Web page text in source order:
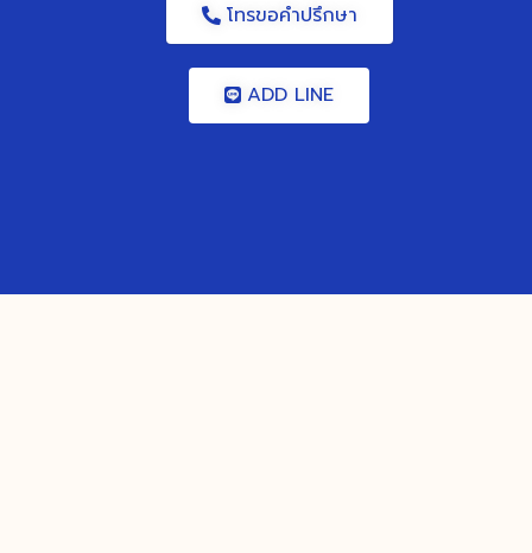
โทรขอคำปรึกษา
ADD LINE